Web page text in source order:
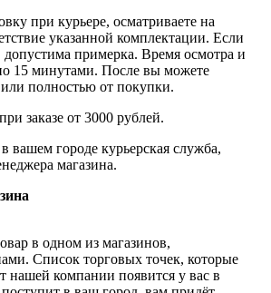
при курьере, осматриваете на
указанной комплектации. Если
допустима примерка. Время осмотра и
15 минутами. После вы можете
или полностью от покупки.
заказе от 3000 рублей.
вашем городе курьерская служба,
магазина.
в одном из магазинов,
Список торговых точек, которые
нашей компании появится у вас в